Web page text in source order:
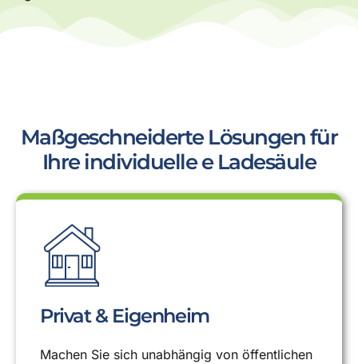
Maßgeschneiderte Lösungen für
Ihre individuelle e Ladesäule
Privat & Eigenheim
Machen Sie sich unabhängig von öffentlichen